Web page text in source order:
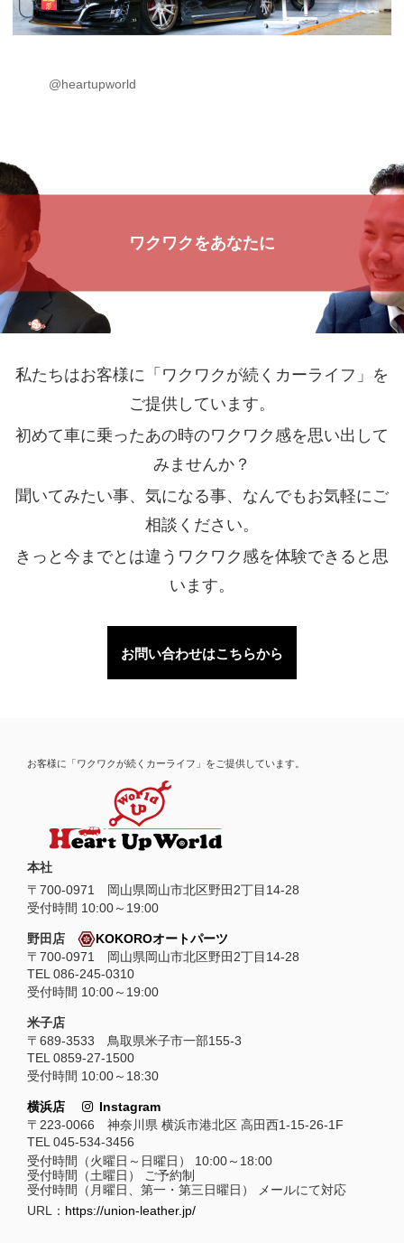
@heartupworld
ワクワクをあなたに
私たちはお客様に「ワクワクが続くカーライフ」を
ご提供しています。
初めて車に乗ったあの時のワクワク感を思い出して
みませんか？
聞いてみたい事、気になる事、なんでもお気軽にご
相談ください。
きっと今までとは違うワクワク感を体験できると思
います。
お問い合わせはこちらから
お客様に「ワクワクが続くカーライフ」をご提供しています。
本社
〒 700-0971 岡山県岡山市北区野田2丁目14-28
受付時間 10:00～19:00
野田店
KOKOROオートパーツ
〒700-0971 岡山県岡山市北区野田2丁目14-28
TEL 086-245-0310
受付時間 10:00～19:00
米子店
〒689-3533 鳥取県米子市一部155-3
TEL 0859-27-1500
受付時間 10:00～18:30
横浜店
Instagram
〒223-0066 神奈川県 横浜市港北区 高田西1-15-26-1F
TEL 045-534-3456
受付時間（火曜日～日曜日） 10:00～18:00
受付時間（土曜日） ご予約制
受付時間（月曜日、第一・第三日曜日） メールにて対応
URL： https://union-leather.jp/